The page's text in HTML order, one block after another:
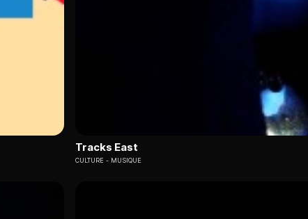
Tracks East
CULTURE MUSIQUE